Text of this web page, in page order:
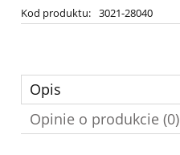
Kod produktu: 3021-28040
Opis
Opinie o produkcie (0)